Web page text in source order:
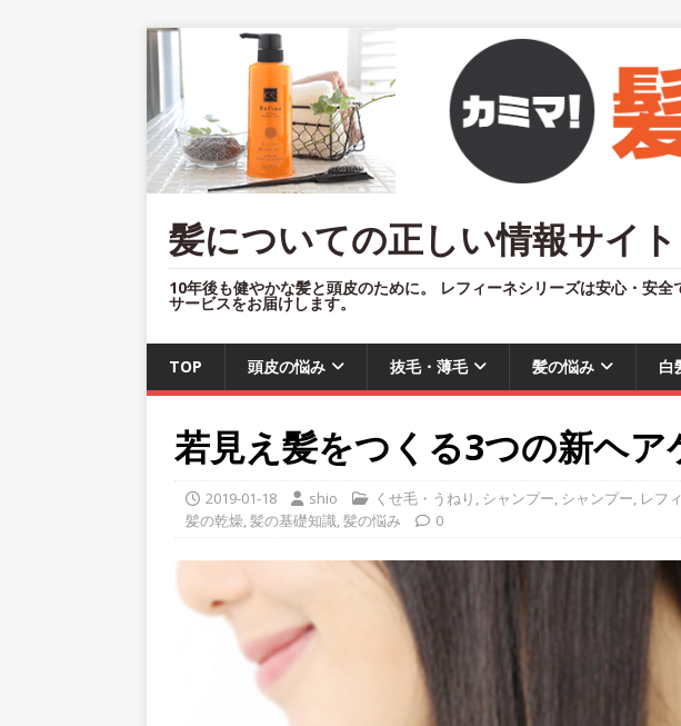
髪についての正しい情報サイト
10年後も健やかな髪と頭皮のために。 レフィーネシリーズは安心・安
サービスをお届けします。
TOP 頭皮の悩み 抜毛・薄毛 髪の悩み 白
若見え髪をつくる3つの新ヘア
2019-01-18 shio くせ毛・うねり , シャンプー, シャンプー, レフ
髪の乾燥,髪の基礎知識,髪の悩み 0